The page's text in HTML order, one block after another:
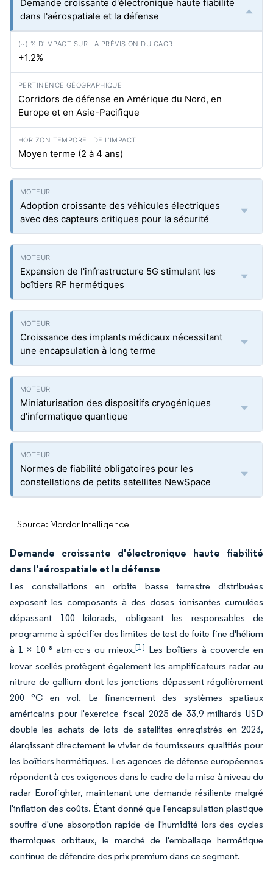
Demande croissante d'électronique haute fiabilité
dans l'aérospatiale et la défense
+1.2%
Corridors de défense en Amérique du Nord, en
Europe et en Asie-Pacifique
Moyen terme (2 à 4 ans)
Adoption croissante des véhicules électriques
avec des capteurs critiques pour la sécurité
Expansion de l'infrastructure 5G stimulant les
boîtiers RF hermétiques
Croissance des implants médicaux nécessitant
une encapsulation à long terme
Miniaturisation des dispositifs cryogéniques
d'informatique quantique
Normes de fiabilité obligatoires pour les
constellations de petits satellites NewSpace
Source: Mordor Intelligence
Demande croissante d'électronique haute fiabilité
dans l'aérospatiale et la défense
Les constellations en orbite basse terrestre distribuées
exposent les composants à des doses ionisantes cumulées
dépassant 100 kilorads, obligeant les responsables de
programme à spécifier des limites de test de fuite fine d'hélium
à 1 × 10⁻⁸ atm-cc-s ou mieux.[1] Les boîtiers à couvercle en
kovar scellés protègent également les amplificateurs radar au
nitrure de gallium dont les jonctions dépassent régulièrement
200 °C en vol. Le financement des systèmes spatiaux
américains pour l'exercice fiscal 2025 de 33,9 milliards USD
double les achats de lots de satellites enregistrés en 2023,
élargissant directement le vivier de fournisseurs qualifiés pour
les boîtiers hermétiques. Les agences de défense européennes
répondent à ces exigences dans le cadre de la mise à niveau du
radar Eurofighter, maintenant une demande résiliente malgré
l'inflation des coûts. Étant donné que l'encapsulation plastique
souffre d'une absorption rapide de l'humidité lors des cycles
thermiques orbitaux, le marché de l'emballage hermétique
continue de défendre des prix premium dans ce segment.